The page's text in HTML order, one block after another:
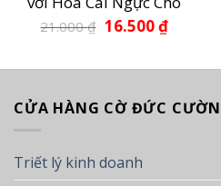
Sự Kiện Đặc Biệt – Đức
21.000₫ Giá
gốc
16.500₫Giá
hiện
16.500 ₫.
CỬA HÀNG CỜ ĐỨC
Triết lý kinh doanh